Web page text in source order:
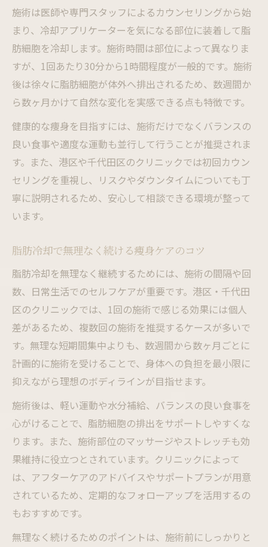
施術は医師や専門スタッフによるカウンセリングから始
まり、冷却アプリケーターを気になる部位に装着して脂
肪細胞を冷却します。施術時間は部位によって異なりま
すが、1回あたり30分から1時間程度が一般的です。施術
後は徐々に脂肪細胞が体外へ排出されるため、数週間か
ら数ヶ月かけて自然な変化を実感できる点も特徴です。
健康的な痩身を目指すには、施術だけでなくバランスの
良い食事や適度な運動も並行して行うことが推奨されま
す。また、港区や千代田区のクリニックでは初回カウン
セリングを重視し、リスクやダウンタイムについても丁
寧に説明されるため、安心して相談できる環境が整って
います。
脂肪冷却で無理なく続ける痩身ケアのコツ
脂肪冷却を無理なく継続するためには、施術の間隔や回
数、日常生活でのセルフケアが重要です。港区・千代田
区のクリニックでは、1回の施術で感じる効果には個人
差があるため、複数回の施術を推奨するケースが多いで
す。無理な短期間集中よりも、数週間から数ヶ月ごとに
計画的に施術を受けることで、身体への負担を最小限に
抑えながら理想のボディラインが目指せます。
施術後は、軽い運動や水分補給、バランスの良い食事を
心がけることで、脂肪細胞の排出をサポートしやすくな
ります。また、施術部位のマッサージやストレッチも効
果維持に役立つとされています。クリニックによって
は、アフターケアのアドバイスやサポートプランが用意
されているため、定期的なフォローアップを活用するの
もおすすめです。
無理なく続けるためのポイントは、施術前にしっかりと